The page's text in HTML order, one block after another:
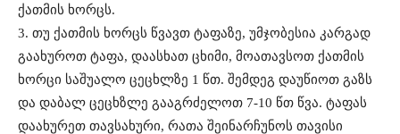
ქათმის ხორცს.
3. თუ ქათმის ხორცს წვავთ ტაფაზე, უმჯობესია კარგად
გაახუროთ ტაფა, დაასხათ ცხიმი, მოათავსოთ ქათმის
ხორცი საშუალო ცეცხლზე 1 წთ. შემდეგ დაუწიოთ გაზს
და დაბალ ცეცხზლე გააგრძელოთ 7-10 წთ წვა. ტაფას
დაახურეთ თავსახური, რათა შეინარჩუნოს თავისი